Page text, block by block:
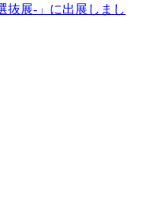
抜展-」に出展しまし